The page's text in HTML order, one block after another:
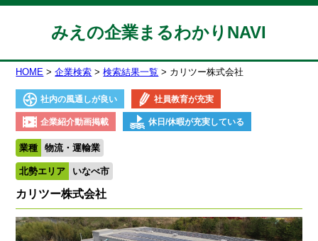
みえの企業まるわかりNAVI
HOME 企業検索 検索結果一覧 カリツー株式会社
社内の風通しが良い 社員教育が充実
企業紹介動画掲載 休日/休暇が充実している
業種 物流・運輸業
北勢エリア いなべ市
カリツー株式会社